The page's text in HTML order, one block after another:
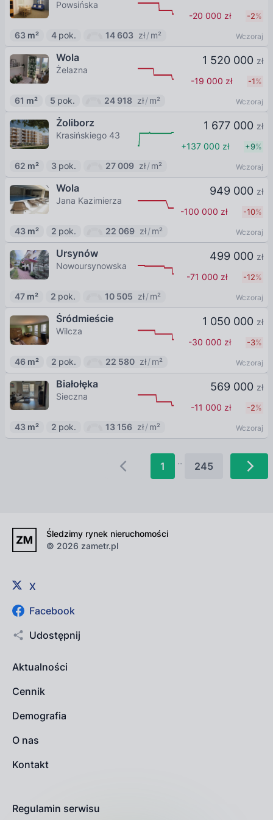
Powsińska
-20 000 zł -2%
63 m² 4 pok. 14 603 zł/m² Wczoraj
Wola
Żelazna
1 520 000 zł
-19 000 zł -1%
61 m² 5 pok. 24 918 zł/m² Wczoraj
Żoliborz
Krasińskiego 43
1 677 000 zł
+137 000 zł +9%
62 m² 3 pok. 27 009 zł/m² Wczoraj
Wola
Jana Kazimierza
949 000 zł
-100 000 zł -10%
43 m² 2 pok. 22 069 zł/m² Wczoraj
Ursynów
Nowoursynowska
499 000 zł
-71 000 zł -12%
47 m² 2 pok. 10 505 zł/m² Wczoraj
Śródmieście
Wilcza
1 050 000 zł
-30 000 zł -3%
46 m² 2 pok. 22 580 zł/m² Wczoraj
Białołęka
Sieczna
569 000 zł
-11 000 zł -2%
43 m² 2 pok. 13 156 zł/m² Wczoraj
1 .. 245
Śledzimy rynek nieruchomości
© 2026 zametr.pl
X
Facebook
Udostępnij
Aktualności
Cennik
Demografia
O nas
Kontakt
Regulamin serwisu